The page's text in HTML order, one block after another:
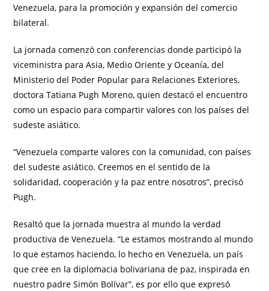
Venezuela, para la promoción y expansión del comercio
bilateral.
La jornada comenzó con conferencias donde participó la
viceministra para Asia, Medio Oriente y Oceanía, del
Ministerio del Poder Popular para Relaciones Exteriores,
doctora Tatiana Pugh Moreno, quien destacó el encuentro
como un espacio para compartir valores con los países del
sudeste asiático.
“Venezuela comparte valores con la comunidad, con países
del sudeste asiático. Creemos en el sentido de la
solidaridad, cooperación y la paz entre nosotros”, precisó
Pugh.
Resaltó que la jornada muestra al mundo la verdad
productiva de Venezuela. “Le estamos mostrando al mundo
lo que estamos haciendo, lo hecho en Venezuela, un país
que cree en la diplomacia bolivariana de paz, inspirada en
nuestro padre Simón Bolívar”, es por ello que expresó